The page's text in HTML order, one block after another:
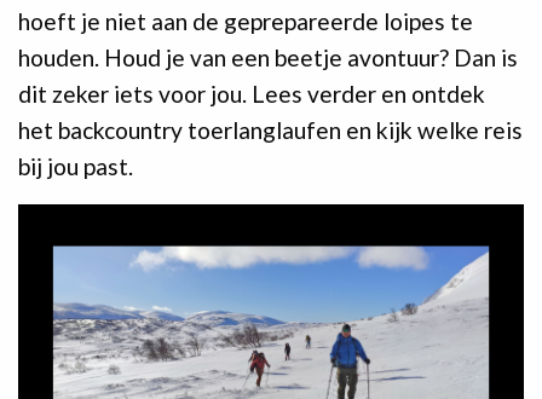
hoeft je niet aan de geprepareerde loipes te
houden. Houd je van een beetje avontuur? Dan is
dit zeker iets voor jou. Lees verder en ontdek
het backcountry toerlanglaufen en kijk welke reis
bij jou past.